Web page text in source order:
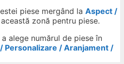
piese mergând la Aspect /
zonă pentru piese.
alege numărul de piese în
Personalizare / Aranjament /